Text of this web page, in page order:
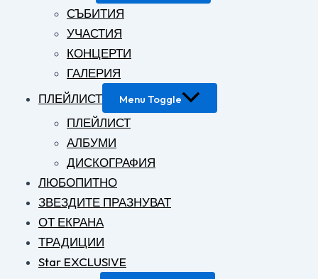
СЪБИТИЯ
УЧАСТИЯ
КОНЦЕРТИ
ГАЛЕРИЯ
ПЛЕЙЛИСТ
Menu Toggle
ПЛЕЙЛИСТ
АЛБУМИ
ДИСКОГРАФИЯ
ЛЮБОПИТНО
ЗВЕЗДИТЕ ПРАЗНУВАТ
ОТ ЕКРАНА
ТРАДИЦИИ
Star EXCLUSIVE